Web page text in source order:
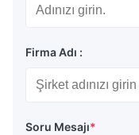
Firma Adı :
Soru Mesajı*